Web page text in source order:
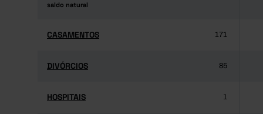
saldo natural
saldo natural
CASAMENTOS
CASAMENTOS 171
DIVÓRCIOS
DIVÓRCIOS 85
HOSPITAIS
HOSPITAIS 1